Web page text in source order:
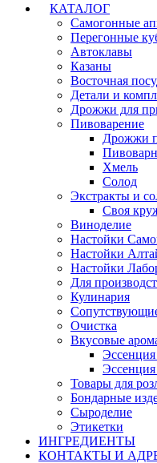
КАТАЛОГ
Самогонные
Перегонные
Автоклавы
Казаны
Восточная
Детали и
Дрожжи для
Пивоварение
Дрожжи
Хмель
Солод
Экстракты и
Своя
Виноделие
Настойки
Настойки
Настойки
Для
Кулинария
Очистка
Вкусовые
Товары для
Бондарные
Cыроделие
Этикетки
ИНГРЕДИЕНТЫ
КОНТАКТЫ И